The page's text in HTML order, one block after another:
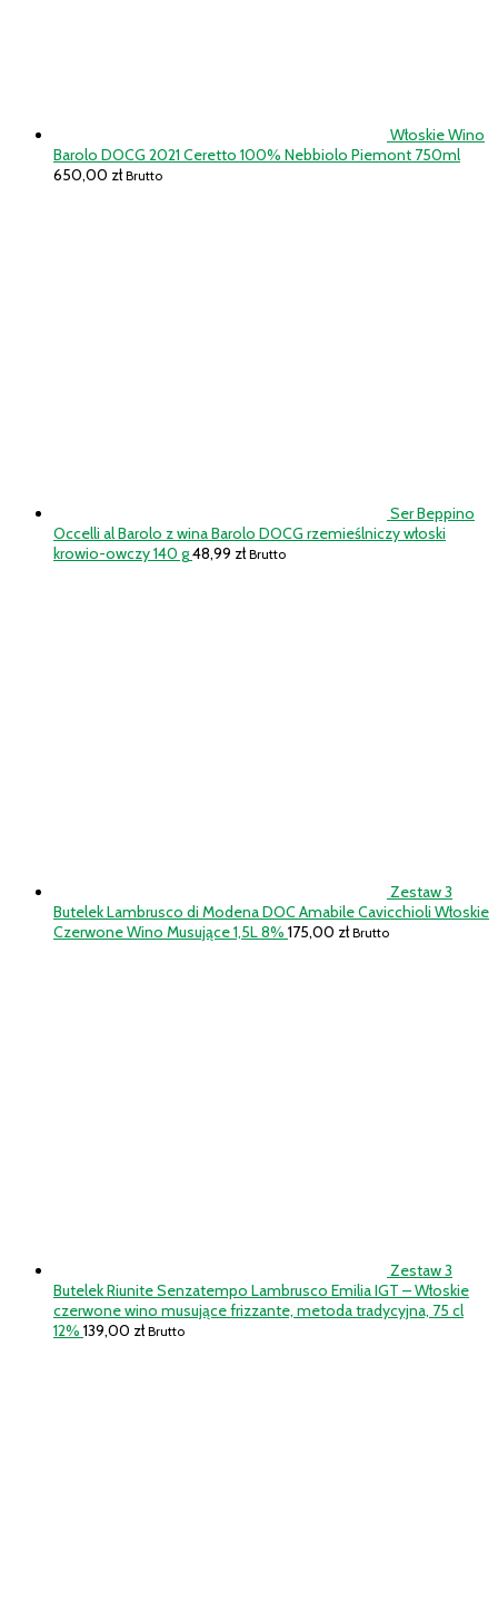
Włoskie Wino
Barolo DOCG 2021 Ceretto 100% Nebbiolo Piemont 750ml
650,00 zł Brutto
Ser Beppino
Occelli al Barolo z wina Barolo DOCG rzemieślniczy włoski
krowio-owczy 140 g48,99 zł Brutto
Zestaw 3
Butelek Lambrusco di Modena DOC Amabile Cavicchioli Włoskie
Czerwone Wino Musujące 1,5L 8% 175,00 zł Brutto
Zestaw 3
Butelek Riunite Senzatempo Lambrusco Emilia IGT – Włoskie
czerwone wino musujące frizzante, metoda tradycyjna, 75 cl
12% 139,00 zł Brutto